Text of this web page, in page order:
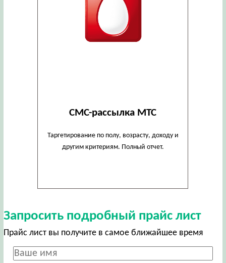
СМС-рассылка МТС
Таргетирование по полу, возрасту, доходу и
другим критериям. Полный отчет.
Запросить подробный прайс лист
Прайс лист вы получите в самое ближайшее время